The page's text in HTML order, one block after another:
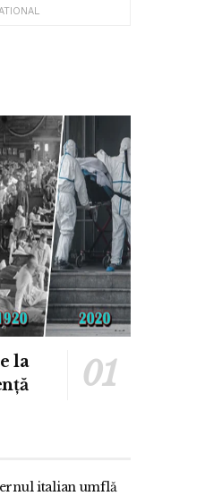
la
italian umflă